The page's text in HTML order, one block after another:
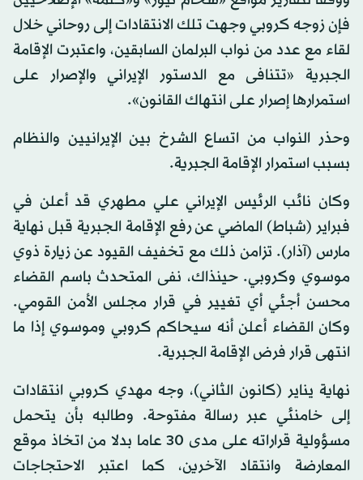
فإن زوجه كروبي وجهت تلك الانتقادات إلى روحاني خلال
لقاء مع عدد من نواب البرلمان السابقين، واعتبرت الإقامة
الجبرية «تتنافى مع الدستور الإيراني والإصرار على
استمرارها إصرار على انتهاك القانون».
وحذر النواب من اتساع الشرخ بين الإيرانيين والنظام
بسبب استمرار الإقامة الجبرية.
وكان نائب الرئيس الإيراني علي مطهري قد أعلن في
فبراير (شباط) الماضي عن رفع الإقامة الجبرية قبل نهاية
مارس (آذار). تزامن ذلك مع تخفيف القيود عن زيارة ذوي
موسوي وكروبي. حينذاك، نفى المتحدث باسم القضاء
محسن أجئي أي تغيير في قرار مجلس الأمن القومي.
وكان القضاء أعلن أنه سيحاكم كروبي وموسوي إذا ما
انتهى قرار فرض الإقامة الجبرية.
نهاية يناير (كانون الثاني)، وجه مهدي كروبي انتقادات
إلى خامنئي عبر رسالة مفتوحة. وطالبه بأن يتحمل
مسؤولية قراراته على مدى 30 عاما بدلا من اتخاذ موقع
المعارضة وانتقاد الآخرين، كما اعتبر الاحتجاجات